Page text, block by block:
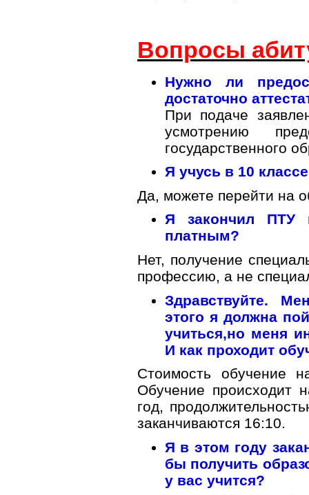
Вопросы
Нужно ли
достаточно
При подаче
усмотрению
государственного
Я учусь в 10
Да, можете перейти на
Я закончил ПТУ
платным?
Нет, получение
профессию, а не
Здравствуйте.
этого я должна
учиться,но меня
И как проходит
Стоимость обучение
Обучение происходит
год,
заканчиваются 16:10.
Я в этом году
бы получить
у вас учится?